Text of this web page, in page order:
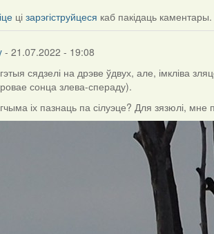
цізарэгіструйцеся каб пакідаць каментары.
- 21.07.2022 - 19:08
сядзелі на дрэве ўдвух, але, імкліва
сонца злева-спераду).
іх пазнаць па сілуэце? Для зязюлі,